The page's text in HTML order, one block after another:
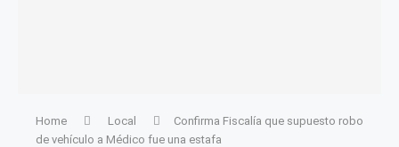
Home Local
Confirma Fiscalía que supuesto robo
de vehículo a Médico fue una estafa